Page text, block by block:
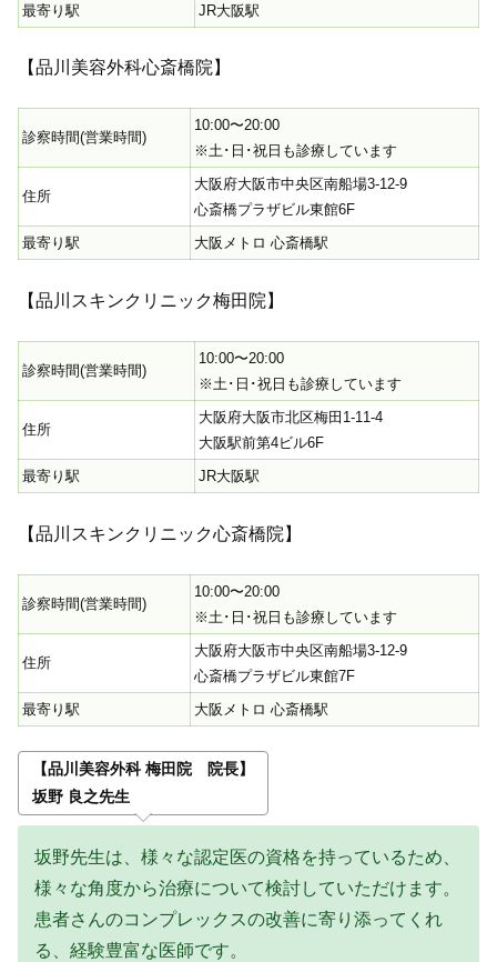
最寄り駅 JR大阪駅
【品川美容外科心斎橋院】
診察時間(営業時間)
10:00〜20:00
※土･日･祝日も診療しています
住所
大阪府大阪市中央区南船場3-12-9
心斎橋プラザビル東館6F
最寄り駅
大阪メトロ 心斎橋駅
【品川スキンクリニック梅田院】
診察時間(営業時間)
10:00〜20:00
※土･日･祝日も診療しています
住所
大阪府大阪市北区梅田1-11-4
大阪駅前第4ビル6F
最寄り駅
JR大阪駅
【品川スキンクリニック心斎橋院】
診察時間(営業時間)
10:00〜20:00
※土･日･祝日も診療しています
住所
大阪府大阪市中央区南船場3-12-9
心斎橋プラザビル東館7F
最寄り駅
大阪メトロ 心斎橋駅
【品川美容外科 梅田院 院長】
坂野 良之先生
坂野先生は、様々な認定医の資格を持っているため、
様々な角度から治療について検討していただけます。
患者さんのコンプレックスの改善に寄り添ってくれ
る、経験豊富な医師です。